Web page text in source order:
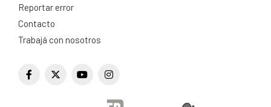
Reportar error
Contacto
Trabajá con nosotros